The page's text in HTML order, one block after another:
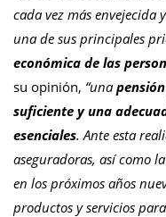
cada vez más envejecida
una de sus principales
económica de las
su opinión, “una
suficiente y una
esenciales. Ante esta
aseguradoras, así como
en los próximos años
productos y servicios